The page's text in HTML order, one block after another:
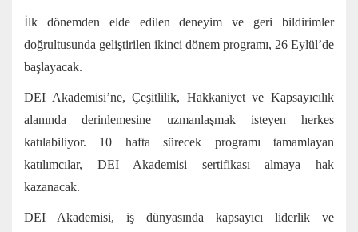
İlk dönemden elde edilen deneyim ve geri bildirimler
doğrultusunda geliştirilen ikinci dönem programı, 26 Eylül’de
başlayacak.
DEI Akademisi’ne, Çeşitlilik, Hakkaniyet ve Kapsayıcılık
alanında derinlemesine uzmanlaşmak isteyen herkes
katılabiliyor. 10 hafta sürecek programı tamamlayan
katılımcılar, DEI Akademisi sertifikası almaya hak
kazanacak.
DEI Akademisi, iş dünyasında kapsayıcı liderlik ve